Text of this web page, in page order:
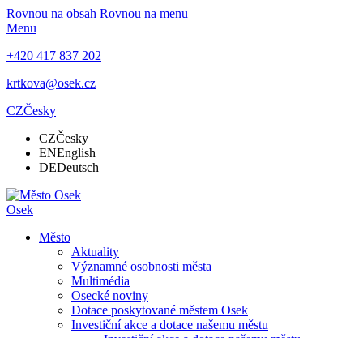
Rovnou na obsah Rovnou na menu
Menu
+420 417 837 202
krtkova@osek.cz
CZČesky
CZČesky
ENEnglish
DEDeutsch
Osek
Město
Aktuality
Významné osobnosti města
Multimédia
Osecké noviny
Dotace poskytované městem Osek
Investiční akce a dotace našemu městu